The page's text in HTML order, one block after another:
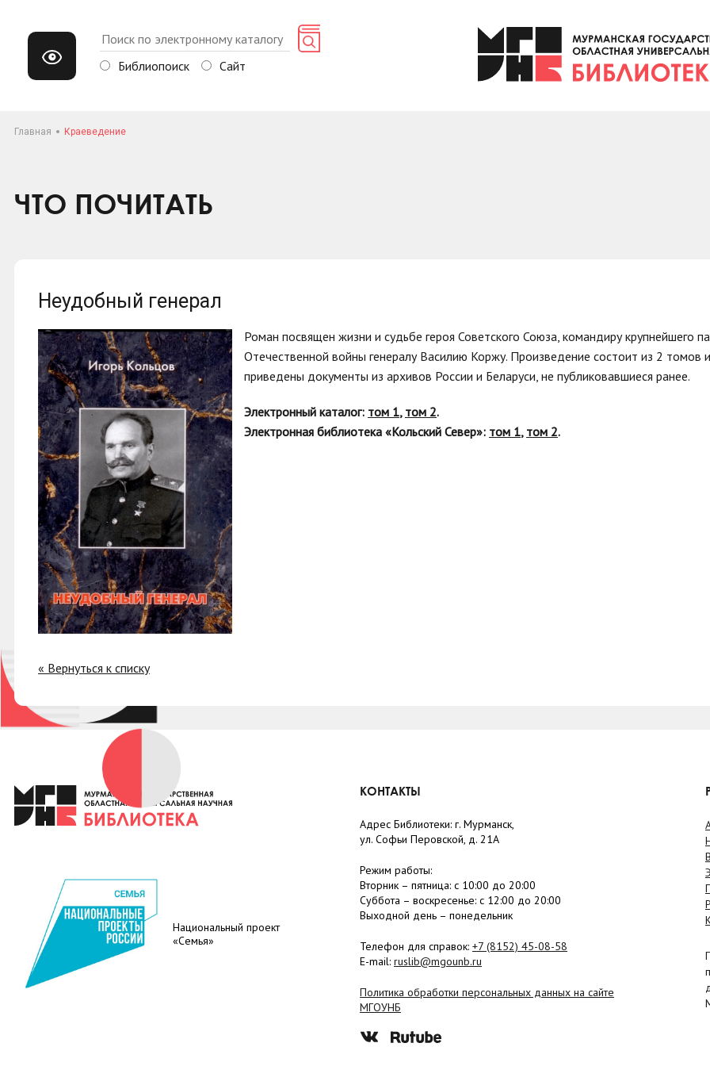
Библиопоиск Сайт
Главная Краеведение
ЧТО ПОЧИТАТЬ
Неудобный генерал
Роман посвящен жизни и судьбе героя Советского Союза, командиру крупнейшего
Отечественной войны генералу Василию Коржу. Произведение состоит из 2 томов
приведены документы из архивов России и Беларуси, не публиковавшиеся ранее.
Электронный каталог: том 1, том 2.
Электронная библиотека «Кольский Север»: том 1, том 2.
« Вернуться к списку
Национальный проект
«Семья»
КОНТАКТЫ
Адрес Библиотеки: г. Мурманск,
ул. Софьи Перовской, д. 21А
Режим работы:
Вторник – пятница: с 10:00 до 20:00
Суббота – воскресенье: c 12:00 до 20:00
Выходной день – понедельник
Телефон для справок: +7 (8152) 45-08-58
E-mail: ruslib@mgounb.ru
Политика обработки персональных данных на сайте
МГОУНБ